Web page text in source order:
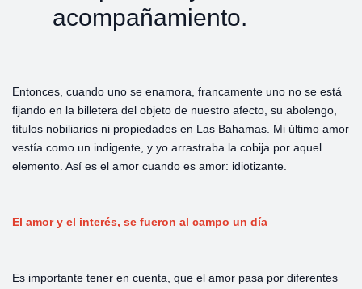
acompañamiento.
Entonces, cuando uno se enamora, francamente uno no se está
fijando en la billetera del objeto de nuestro afecto, su abolengo,
títulos nobiliarios ni propiedades en Las Bahamas. Mi último amor
vestía como un indigente, y yo arrastraba la cobija por aquel
elemento. Así es el amor cuando es amor: idiotizante.
El amor y el interés, se fueron al campo un día
Es importante tener en cuenta, que el amor pasa por diferentes